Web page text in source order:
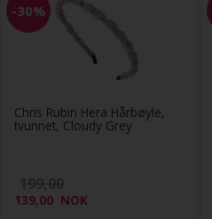
-30%
Chris Rubin Hera Hårbøyle,
tvunnet, Cloudy Grey
139,00 NOK